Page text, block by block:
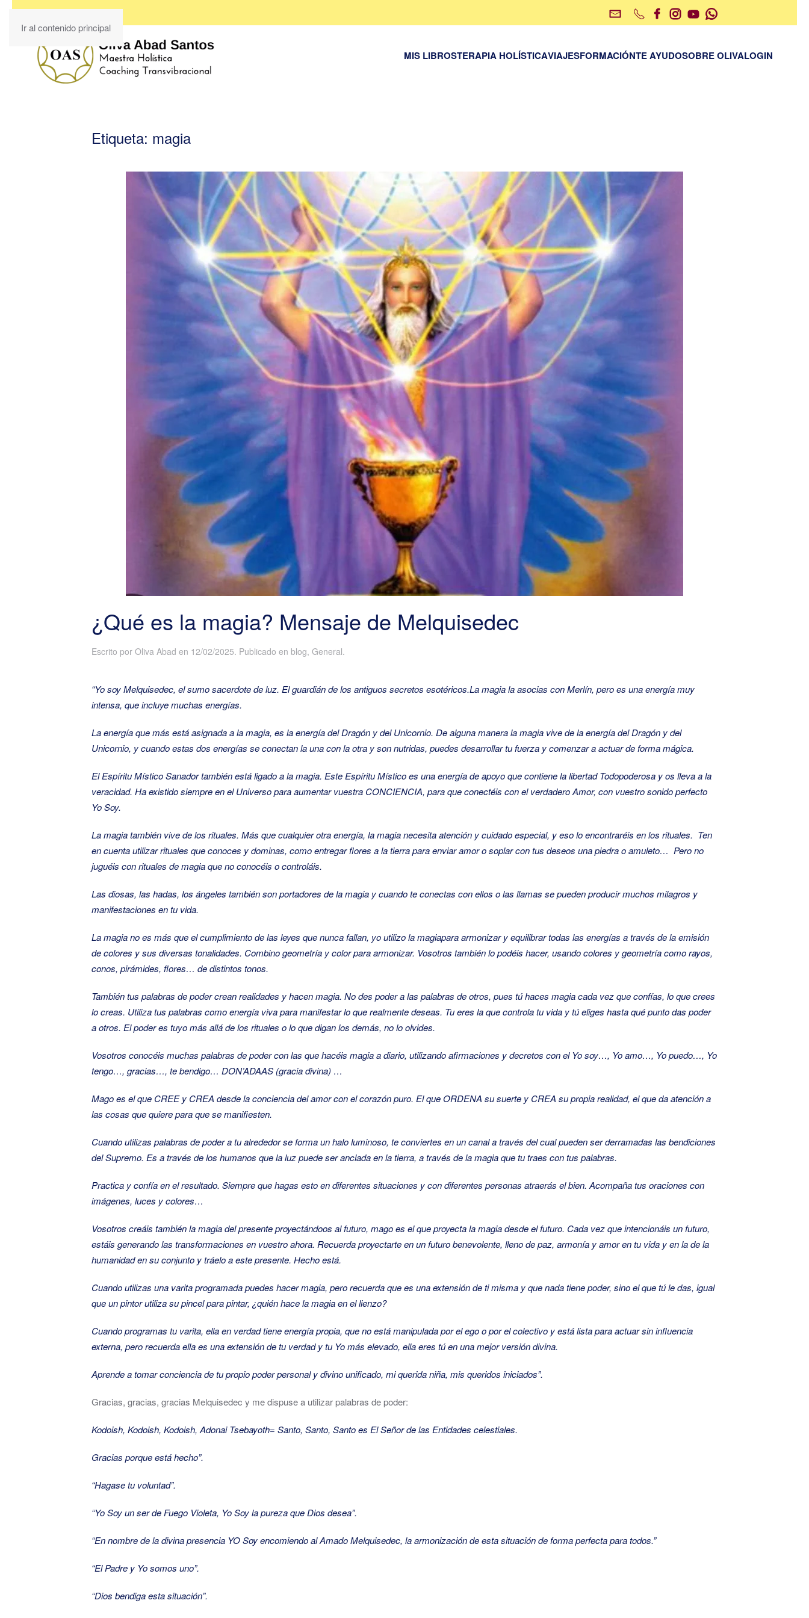
Ir al contenido principal
MIS LIBROSTERAPIA HOLÍSTICAVIAJESFORMACIÓNTE AYUDOSOBRE OLIVALOGIN
Etiqueta: magia
¿Qué es la magia? Mensaje de Melquisedec
Escrito por Oliva Abad en 12/02/2025. Publicado en blog, General.
“Yo soy Melquisedec, el sumo sacerdote de luz. El guardián de los antiguos secretos esotéricos.La magia la asocias con Merlín, pero es una energía muy
intensa, que incluye muchas energías.
La energía que más está asignada a la magia, es la energía del Dragón y del Unicornio. De alguna manera la magia vive de la energía del Dragón y del
Unicornio, y cuando estas dos energías se conectan la una con la otra y son nutridas, puedes desarrollar tu fuerza y comenzar a actuar de forma mágica.
El Espíritu Místico Sanador también está ligado a la magia. Este Espíritu Místico es una energía de apoyo que contiene la libertad Todopoderosa y os lleva a la
veracidad. Haexistido siempre en el Universo para aumentar vuestra CONCIENCIA, para que conectéis con el verdadero Amor, con vuestro sonido perfecto
Yo Soy.
La magia también vive de los rituales. Más que cualquier otra energía, la magia necesita atención y cuidado especial, y eso lo encontraréis en los rituales. Ten
en cuenta utilizar rituales que conoces y dominas, como entregar flores a la tierra para enviar amor o soplar con tus deseos una piedra o amuleto… Pero no
juguéis con rituales de magia que no conocéis o controláis.
Las diosas, las hadas, los ángeles también son portadores de la magia y cuando te conectas con ellos o las llamas se pueden producir muchos milagros y
manifestaciones en tu vida.
La magia no es más que el cumplimiento de las leyes que nunca fallan, yo utilizo la magiapara armonizar y equilibrar todas las energías a través de la emisión
de colores y sus diversas tonalidades. Combino geometría y color para armonizar. Vosotros también lo podéis hacer, usando colores y geometría como rayos,
conos, pirámides, flores… de distintos tonos.
También tus palabras de poder crean realidades y hacen magia. No des poder a las palabras de otros, pues tú haces magia cada vez que confías, lo que crees
lo creas. Utiliza tus palabras como energía viva para manifestar lo que realmente deseas. Tu eres la que controla tu vida y tú eliges hasta qué punto das poder
a otros. El poder es tuyo más allá de los rituales o lo que digan los demás, no lo olvides.
Vosotros conocéis muchas palabras de poder con las que hacéis magia a diario, utilizando afirmaciones y decretos con el Yo soy…, Yo amo…, Yo puedo…, Yo
tengo…, gracias…, te bendigo… DON’ADAAS (gracia divina) …
Mago es el que CREE y CREA desde la conciencia del amor con el corazón puro. El que ORDENA su suerte y CREA su propia realidad, el que da atención a
las cosas que quiere para que se manifiesten.
Cuando utilizas palabras de poder a tu alrededor se forma un halo luminoso, te conviertes en un canal a través del cual pueden ser derramadas las bendiciones
del Supremo. Es a través de los humanos que la luz puede ser anclada en la tierra, a través de la magia que tu traes con tus palabras.
Practica y confía en el resultado. Siempre que hagas esto en diferentes situaciones y con diferentes personas atraerás el bien. Acompaña tus oraciones con
imágenes, luces y colores…
Vosotros creáis también la magia del presente proyectándoos al futuro, mago es el que proyecta la magia desde el futuro. Cada vez que intencionáis un futuro,
estáis generando las transformaciones en vuestro ahora. Recuerda proyectarte en un futuro benevolente, lleno de paz, armonía y amor en tu vida y en la de la
humanidad en su conjunto y tráelo a este presente. Hecho está.
Cuando utilizas una varita programada puedes hacer magia, pero recuerda que es una extensión de ti misma y que nada tiene poder, sino el que tú le das, igual
que un pintor utiliza su pincel para pintar, ¿quién hace la magia en el lienzo?
Cuando programas tu varita, ella en verdad tiene energía propia, que no está manipulada por el ego o por el colectivo y está lista para actuar sin influencia
externa, pero recuerda ella es una extensión de tu verdad y tu Yo más elevado, ella eres tú en una mejor versión divina.
Aprende a tomar conciencia de tu propio poder personal y divino unificado, mi querida niña, mis queridos iniciados”.
Gracias, gracias, gracias Melquisedec y me dispuse a utilizar palabras de poder:
Kodoish, Kodoish, Kodoish, Adonai Tsebayoth= Santo, Santo, Santo es El Señor de las Entidades celestiales.
Gracias porque está hecho”.
“Hagase tu voluntad”.
“Yo Soy un ser de Fuego Violeta, Yo Soy la pureza que Dios desea”.
“En nombre de la divina presencia YO Soy encomiendo al Amado Melquisedec, la armonización de esta situación de forma perfecta para todos.”
“El Padre y Yo somos uno”.
“Dios bendiga esta situación”.